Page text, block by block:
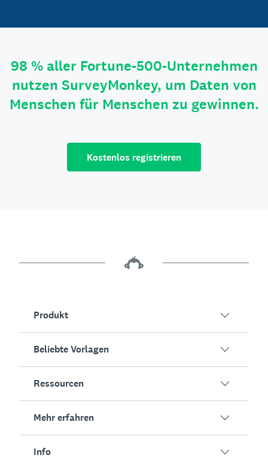
98 % aller Fortune-500-Unternehmen
nutzen SurveyMonkey, um Daten von
Menschen für Menschen zu gewinnen.
Kostenlos registrieren
Produkt
Umfragen
KI-Umfragegenerator
Online-Formulare
Marktforschung
Beliebte Vorlagen
Mitarbeiterengagement
Event-Feedback
Ressourcen
Blog
Mehr erfahren
Info